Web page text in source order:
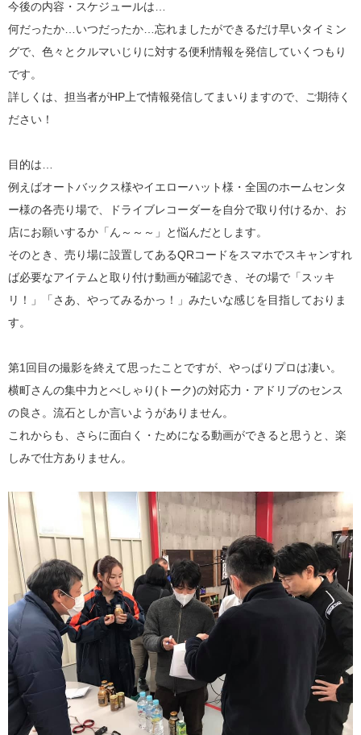
今後の内容・スケジュールは…
何だったか…いつだったか…忘れましたができるだけ早いタイミン
グで、色々とクルマいじりに対する便利情報を発信していくつもり
です。
詳しくは、担当者がHP上で情報発信してまいりますので、ご期待く
ださい！
目的は…
例えばオートバックス様やイエローハット様・全国のホームセンタ
ー様の各売り場で、ドライブレコーダーを自分で取り付けるか、お
店にお願いするか「ん～～～」と悩んだとします。
そのとき、売り場に設置してあるQRコードをスマホでスキャンすれ
ば必要なアイテムと取り付け動画が確認でき、その場で「スッキ
リ！」「さあ、やってみるかっ！」みたいな感じを目指しておりま
す。
第1回目の撮影を終えて思ったことですが、やっぱりプロは凄い。
横町さんの集中力とべしゃり(トーク)の対応力・アドリブのセンス
の良さ。流石としか言いようがありません。
これからも、さらに面白く・ためになる動画ができると思うと、楽
しみで仕方ありません。